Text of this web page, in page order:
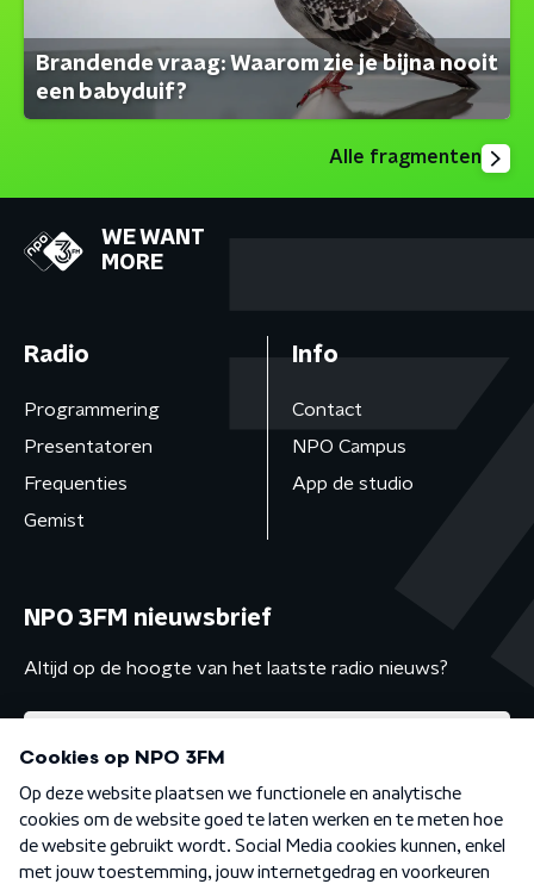
Brandende vraag: Waarom zie je bijna nooit
een babyduif?
Alle fragmenten
WE WANT
MORE
Radio
Programmering
Presentatoren
Frequenties
Gemist
Info
Contact
NPO Campus
App de studio
NPO 3FM nieuwsbrief
Altijd op de hoogte van het laatste radio nieuws?
Algemene voorwaarden Privacybeleid